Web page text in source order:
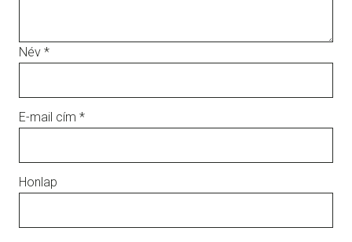
Név *
E-mail cím *
Honlap